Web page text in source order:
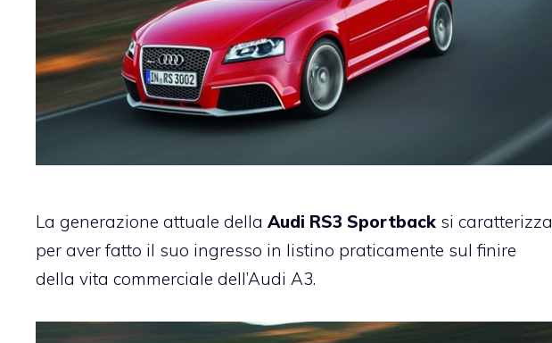
La generazione attuale della Audi RS3 Sportback si caratterizza
per aver fatto il suo ingresso in listino praticamente sul finire
della vita commerciale dell’Audi A3.